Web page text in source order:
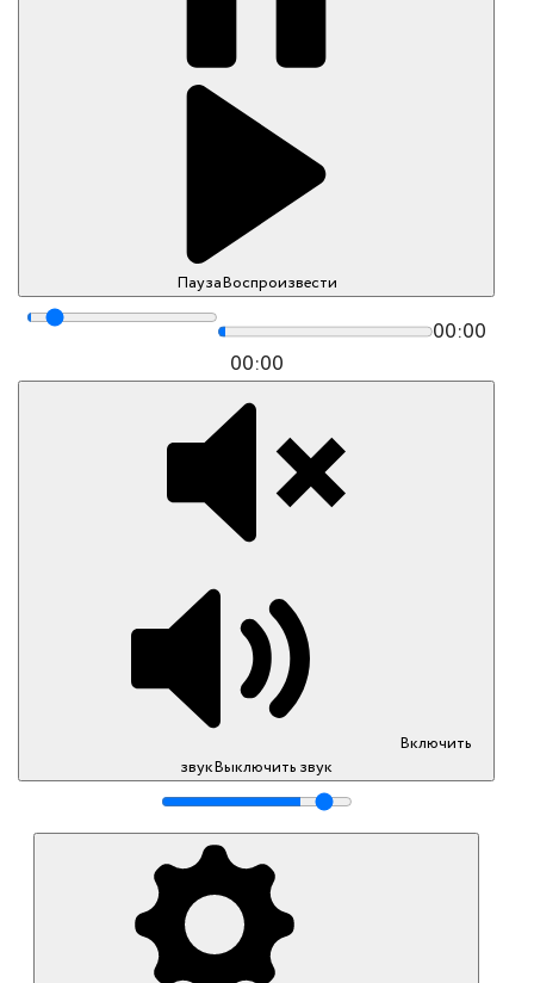
ПаузаВоспроизвести
00:00
00:00
Включить
звукВыключить звук